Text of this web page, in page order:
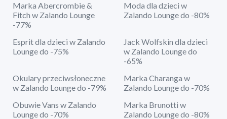
Marka Abercrombie &
Fitch w Zalando Lounge
-77%
Moda dla dzieci w
Zalando Lounge do -80%
Esprit dla dzieci w Zalando
Lounge do -75%
Jack Wolfskin dla dzieci
w Zalando Lounge do
-65%
Okulary przeciwsłoneczne
w Zalando Lounge do -79%
Marka Charanga w
Zalando Lounge do -70%
Obuwie Vans w Zalando
Lounge do -70%
Marka Brunotti w
Zalando Lounge do -80%